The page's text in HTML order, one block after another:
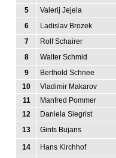
5
Valerij Jejela
6
Ladislav Brozek
7
Rolf Schairer
8
Walter Schmid
9
Berthold Schnee
10
Vladimir Makarov
11
Manfred Pommer
12
Daniela Siegrist
13
Gints Bujans
14
Hans Kirchhof